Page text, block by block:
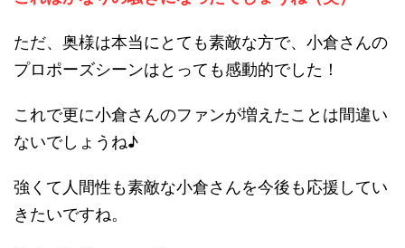
ただ、奥様は本当にとても素敵な方で、小倉さんの
プロポーズシーンはとっても感動的でした！
これで更に小倉さんのファンが増えたことは間違い
ないでしょうね♪
強くて人間性も素敵な小倉さんを今後も応援してい
きたいですね。